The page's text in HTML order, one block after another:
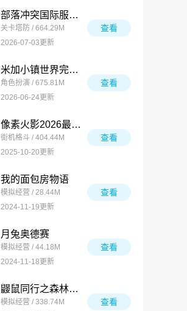
部落冲突国际服最新版
关卡塔防 / 664.29M
2026-07-03更新
查看
米加小镇世界完整版
角色扮演 / 675.81M
2026-06-24更新
查看
像素火影2026最新版
街机格斗 / 404.44M
2025-10-20更新
查看
我的面包房物语
模拟经营 / 28.44M
2024-11-19更新
查看
月兔奥德赛
模拟经营 / 44.18M
2024-11-18更新
查看
鼹鼠同行之森林之家万圣节版
模拟经营 / 338.74M
查看